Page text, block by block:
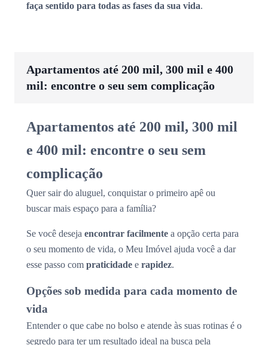
faça sentido para todas as fases da sua vida.
Apartamentos até 200 mil, 300 mil e 400
mil: encontre o seu sem complicação
Apartamentos até 200 mil, 300 mil
e 400 mil: encontre o seu sem
complicação
Quer sair do aluguel, conquistar o primeiro apê ou
buscar mais espaço para a família?
Se você deseja encontrar facilmente a opção certa para
o seu momento de vida, o Meu Imóvel ajuda você a dar
esse passo com praticidade e rapidez.
Opções sob medida para cada momento de
vida
Entender o que cabe no bolso e atende às suas rotinas é o
segredo para ter um resultado ideal na busca pela